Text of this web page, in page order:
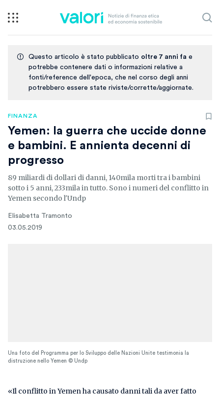
Questo articolo è stato pubblicato oltre 7 anni fa e
potrebbe contenere dati o informazioni relative a
fonti/reference dell'epoca, che nel corso degli anni
potrebbero essere state riviste/corrette/aggiornate.
FINANZA
Yemen: la guerra che uccide donne
e bambini. E annienta decenni di
progresso
89 miliardi di dollari di danni, 140mila morti tra i bambini
sotto i 5 anni, 233mila in tutto. Sono i numeri del conflitto in
Yemen secondo l'Undp
Elisabetta Tramonto
03.05.2019
Una foto del Programma per lo Sviluppo delle Nazioni Unite testimonia la
distruzione nello Yemen © Undp
«Il conflitto in Yemen ha causato danni tali da aver fatto